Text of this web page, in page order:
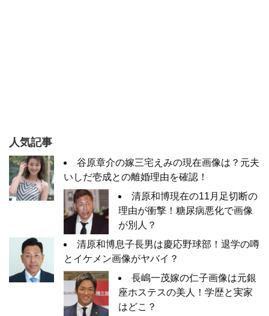
人気記事
谷原章介の嫁三宅えみの現在画像は？元夫
いしだ壱成との離婚理由を確認！
清原和博現在の11月足切断の
理由が衝撃！糖尿病悪化で画像
が別人？
清原和博息子長男は慶応野球部！退学の噂
とイケメン画像がヤバイ？
長嶋一茂嫁の仁子画像は元銀
座ホステスの美人！学歴と実家
はどこ？